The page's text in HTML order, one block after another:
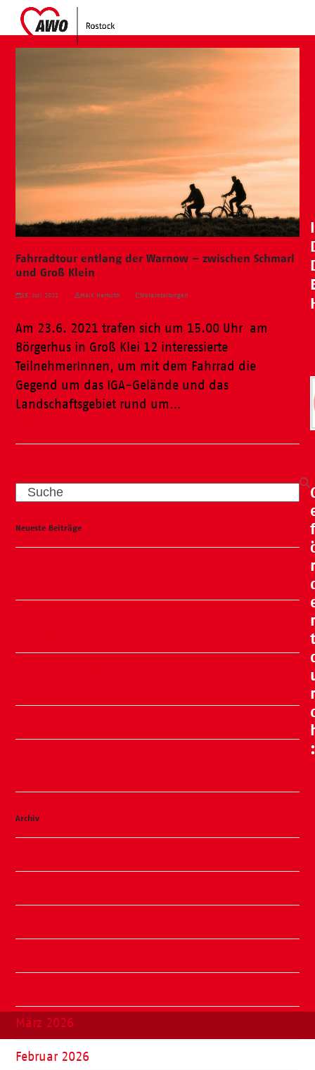
content
Open
mobile
menu
Close
mobile
menu
Fahrradtour entlang der Warnow – zwischen Schmarl
und Groß Klein
15. Juli 2021 Maik Herfurth Veranstaltungen
Am 23.6. 2021 trafen sich um 15.00 Uhr am
Börgerhus in Groß Klei 12 interessierte
TeilnehmerInnen, um mit dem Fahrrad die
Gegend um das IGA-Gelände und das
Landschaftsgebiet rund um…
Search
Neueste Beiträge
Archiv
März 2026
Februar 2026
f
r
r
t
r
: